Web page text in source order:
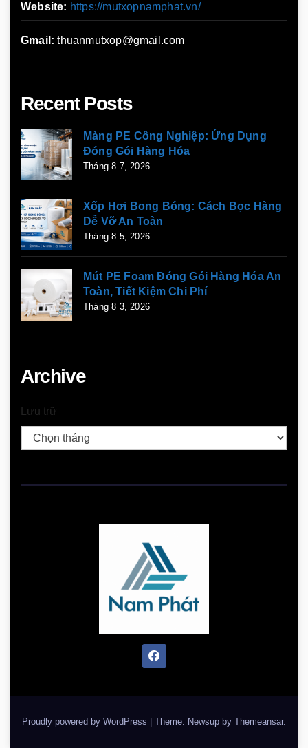
Website: https://mutxopnamphat.vn/
Gmail:thuanmutxop@gmail.com
Recent Posts
Màng PE Công Nghiệp: Ứng Dụng
Đóng Gói Hàng Hóa
Tháng 8 7, 2026
Xốp Hơi Bong Bóng: Cách Bọc Hàng
Dễ Vỡ An Toàn
Tháng 8 5, 2026
Mút PE Foam Đóng Gói Hàng Hóa An
Toàn, Tiết Kiệm Chi Phí
Tháng 8 3, 2026
Archive
Lưu trữ
Proudly powered by WordPress Theme: Newsup by Themeansar.